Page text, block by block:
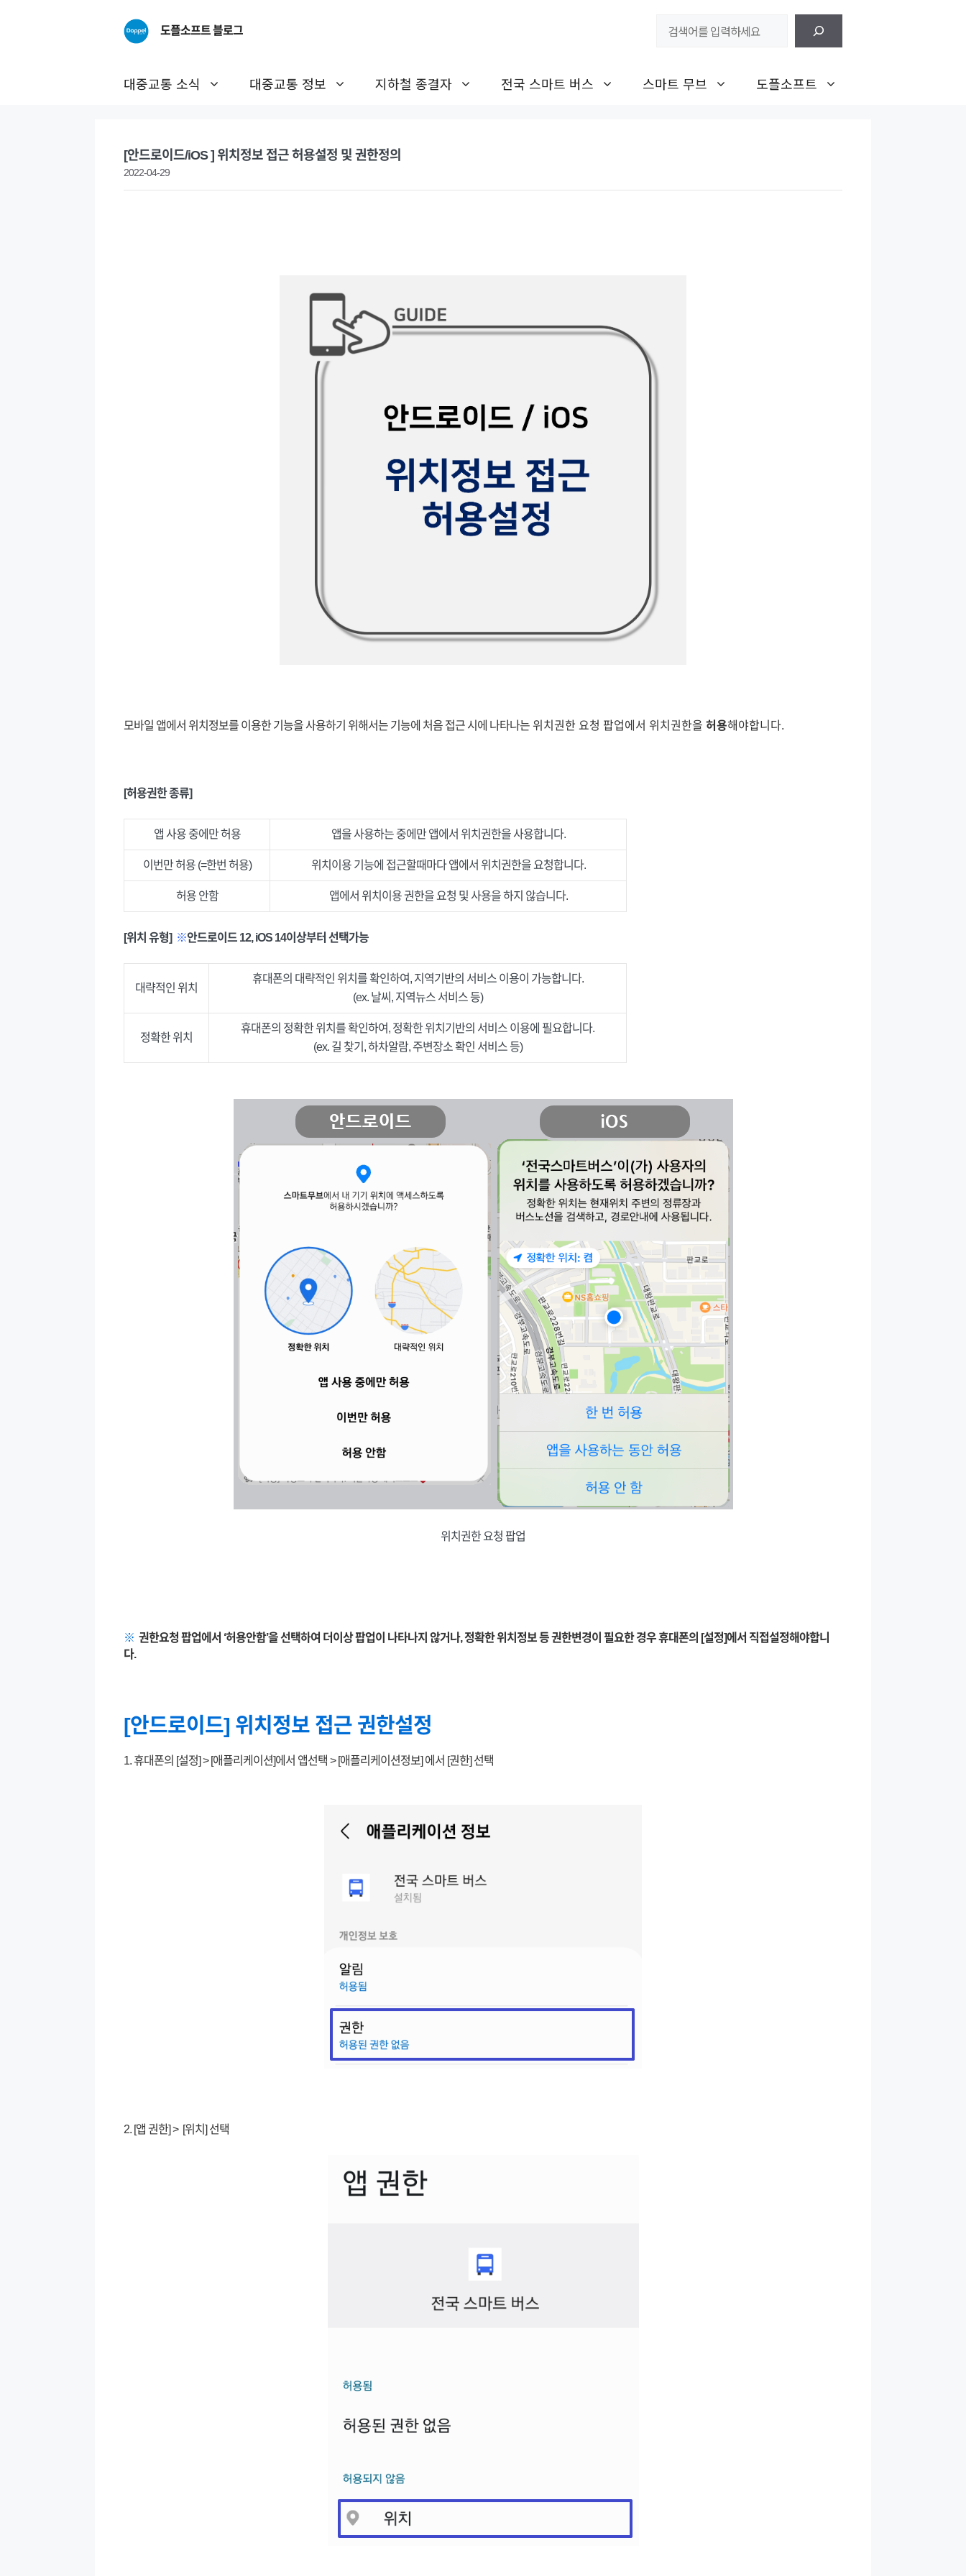
도플소프트 블로그
대중교통 소식 대중교통 정보 지하철 종결자 전국 스마트 버스 스마트 무브 도플소프트
[안드로이드/iOS ] 위치정보 접근 허용설정 및 권한정의
2022-04-29
모바일 앱에서 위치정보를 이용한 기능을 사용하기 위해서는 기능에 처음 접근 시에 나타나는 위치권한 요청 팝업에서 위치권한을 허용해야합니다.
[허용권한 종류]
앱 사용 중에만 허용 앱을 사용하는 중에만 앱에서 위치권한을 사용합니다.
이번만 허용 (=한번 허용) 위치이용 기능에 접근할때마다 앱에서 위치권한을 요청합니다.
허용 안함 앱에서 위치이용 권한을 요청 및 사용을 하지 않습니다.
[위치 유형] ※안드로이드 12, iOS 14이상부터 선택가능
대략적인 위치
휴대폰의 대략적인 위치를 확인하여, 지역기반의 서비스 이용이 가능합니다.
(ex. 날씨, 지역뉴스 서비스 등)
정확한 위치
휴대폰의 정확한 위치를 확인하여, 정확한 위치기반의 서비스 이용에 필요합니다.
(ex. 길 찾기, 하차알람, 주변장소 확인 서비스 등)
위치권한 요청 팝업
※ 권한요청 팝업에서 ‘허용안함’을 선택하여 더이상 팝업이 나타나지 않거나, 정확한 위치정보 등 권한변경이 필요한 경우 휴대폰의 [설정]에서 직접설정해야합니
다.
[안드로이드] 위치정보 접근 권한설정
1. 휴대폰의 [설정] > [애플리케이션]에서 앱선택 > [애플리케이션정보] 에서 [권한] 선택
2. [앱 권한] > [위치] 선택